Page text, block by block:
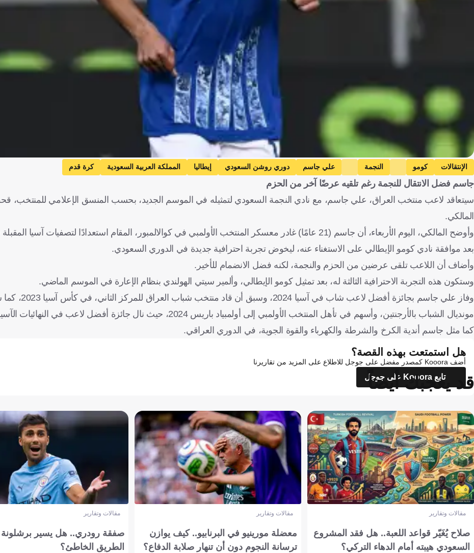
الإنتقالات كومو النجمة علي جاسم دوري روشن السعودي إيطاليا المملكة العربية السعودية كرة قدم
جاسم فضل الانتقال للنجمة رغم تلقيه عرضًا آخر من الحزم
سيتعاقد لاعب منتخب العراق، علي جاسم، مع نادي النجمة السعودي لتمثيله في الموسم الجديد، بحسب المنسق الإعلامي للمنتخب،
المالكي.
وأوضح المالكي، اليوم الأربعاء، أن جاسم (21 عامًا) غادر معسكر المنتخب الأولمبي في كوالالمبور، المقام استعدادًا لتصفيات آسيا
بعد موافقة نادي كومو الإيطالي على الاستغناء عنه، ليخوض تجربة احترافية جديدة في الدوري السعودي.
وأضاف أن اللاعب تلقى عرضين من الحزم والنجمة، لكنه فضل الانضمام للأخير.
وستكون هذه التجربة الاحترافية الثالثة له، بعد تمثيل كومو الإيطالي، وألمير سيتي الهولندي بنظام الإعارة في الموسم الماضي.
وفاز علي جاسم بجائزة أفضل لاعب شاب في آسيا
مونديال الشباب بالأرجنتين، وأسهم في تأهل المنتخب الأولمبي إلى أولمبياد باريس 2024، حيث نال جائزة أفضل لاعب في النهائيات الآسيوية.
كما مثل جاسم أندية الكرخ والشرطة والكهرباء والقوة الجوية، في الدوري العراقي.
هل استمتعت بهذه القصة؟
أضف Kooora كمصدر مفضل على جوجل للاطلاع على المزيد من تقاريرنا
تابع Kooora على جوجل
قد يعجبك أيضاً
مقالات وتقارير
صلاح يُغَيّر قواعد اللعبة.. هل فقد المشروع
السعودي هيبته أمام الدهاء التركي؟
مقالات وتقارير
معضلة مورينيو في البرنابيو.. كيف يوازن
ترسانة النجوم دون أن تنهار صلابة الدفاع؟
مقالات وتقارير
صفقة رودري.. هل يسير
الطريق الخاطئ؟